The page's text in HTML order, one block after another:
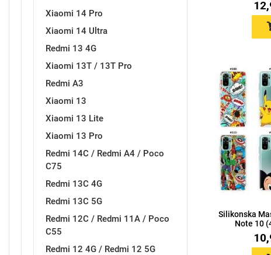
Xiaomi 14 Pro
Xiaomi 14 Ultra
Redmi 13 4G
Xiaomi 13T / 13T Pro
Redmi A3
Xiaomi 13
Xiaomi 13 Lite
Xiaomi 13 Pro
Redmi 14C / Redmi A4 / Poco
C75
Redmi 13C 4G
Redmi 13C 5G
Redmi 12C / Redmi 11A / Poco
C55
Redmi 12 4G / Redmi 12 5G
Silikonska
Note 10
Quotes Collection
Zodiac